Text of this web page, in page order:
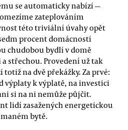
se automaticky nabízí —
zateplováním
této triviální úvahy opět
procent domácností
chudobou bydlí v domě
střechou. Provedení už tak
na dvě překážky. Za prvé:
výplaty k výplatě, na investici
si na ni nemůže půjčit.
lidí zasažených energetickou
bytě.